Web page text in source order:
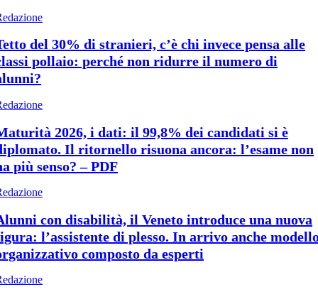
del 30% di stranieri, c’è chi invece pensa alle
pollaio: perché non ridurre il numero di
2026, i dati: il 99,8% dei candidati si è
Il ritornello risuona ancora: l’esame non
più senso? – PDF
con disabilità, il Veneto introduce una nuova
l’assistente di plesso. In arrivo anche
composto da esperti